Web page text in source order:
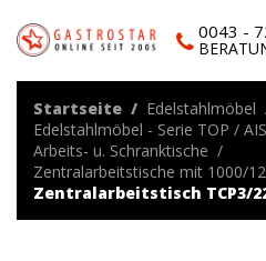
0043 -
Startseite
Edelstahlmöbel
Edelstahlmöbel - Serie TOP /
Arbeits- u. Schranktische
Zentralarbeitstische mit 1000/
Zentralarbeitstisch TCP3/